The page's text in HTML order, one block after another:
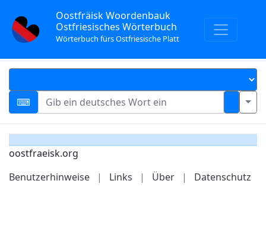
Oostfräisk Woordenbauk
Ostfriesisches Wörterbuch
Wörterbuch fürs Ostfriesische Platt
oostfraeisk.org
Benutzerhinweise
| Links | Über | Datenschutz